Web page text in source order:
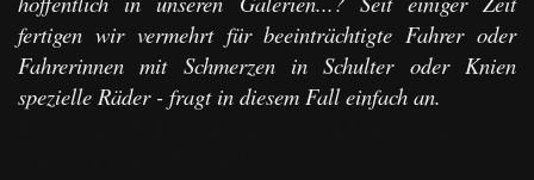
fertigen wir vermehrt für beeinträchtigte Fahrer oder
Fahrerinnen mit Schmerzen in Schulter oder Knien
spezielle Räder - fragt in diesem Fall einfach an.